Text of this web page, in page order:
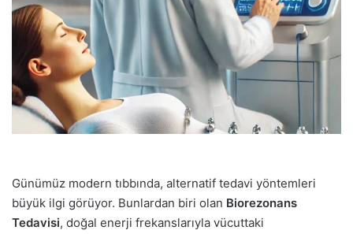
Günümüz modern tıbbında, alternatif tedavi yöntemleri
büyük ilgi görüyor. Bunlardan biri olan Biorezonans
Tedavisi, doğal enerji frekanslarıyla vücuttaki